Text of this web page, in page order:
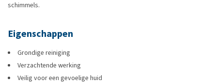
schimmels.
Eigenschappen
Grondige reiniging
Verzachtende werking
Veilig voor een gevoelige huid